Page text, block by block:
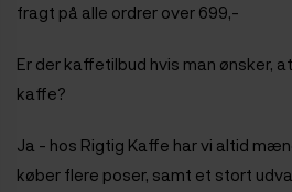
fragt på alle ordrer over 699,-
Er der kaffetilbud hvis man ønsker,
kaffe?
Ja - hos Rigtig Kaffe har vi altid
køber flere poser, samt et stort